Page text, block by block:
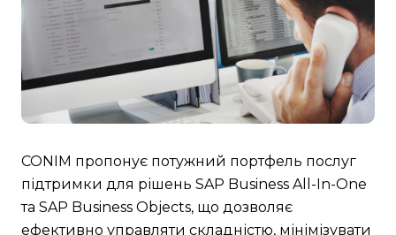
CONIM пропонує потужний портфель послуг
підтримки для рішень SAP Business All-In-One
та SAP Business Objects, що дозволяє
ефективно управляти складністю, мінімізувати